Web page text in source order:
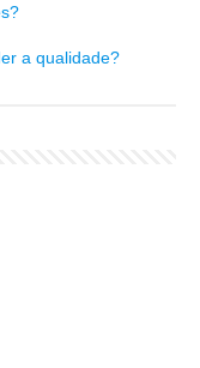
a qualidade?